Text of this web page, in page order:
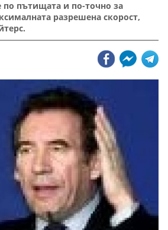
по пътищата и по-точно за
разрешена скорост,